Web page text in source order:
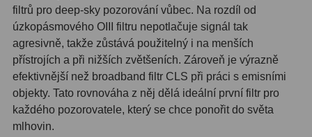
Planetární kamery20
Deep-Sky kamery28
Guiding kamery14
T-kroužky
Adaptéry projekční
filtrů pro deep-sky pozorování vůbec. Na rozdíl od
úzkopásmového OIII filtru nepotlačuje signál tak
agresivně, takže zůstává použitelný i na menších
přístrojích a při nižších zvětšeních. Zároveň je výrazně
efektivnější než broadband filtr CLS při práci s emisními
objekty. Tato rovnováha z něj dělá ideální první filtr pro
každého pozorovatele, který se chce ponořit do světa
mlhovin.